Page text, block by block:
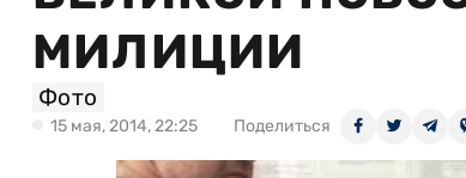
МИЛИЦИИ
Фото
15 мая, 2014, 22:25 Поделиться